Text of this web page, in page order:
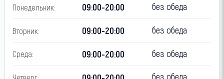
Понедельник: 09:00-20:00 без обеда
Вторник: 09:00-20:00 без обеда
Среда: 09:00-20:00 без обеда
без обеда